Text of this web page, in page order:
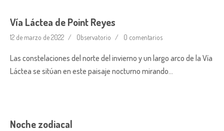
Vía Láctea de Point Reyes
12 de marzo de 2022 Observatorio 0 comentarios
Las constelaciones del norte del invierno y un largo arco de la Vía
Láctea se sitúan en este paisaje nocturno mirando…
Noche zodiacal